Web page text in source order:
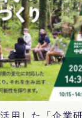
用した「企業